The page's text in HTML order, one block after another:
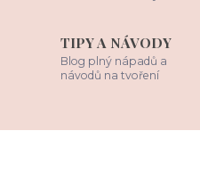
TIPY A NÁVODY
Blog plný nápadů a
návodů na tvoření